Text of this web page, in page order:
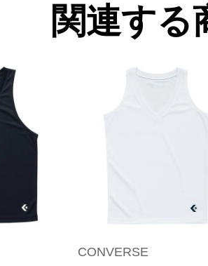
関連する
CONVERSE